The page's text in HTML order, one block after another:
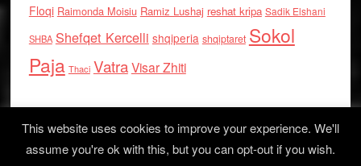
Floqi Raimonda Moisiu Ramiz Lushaj reshat kripa Sadik Elshani
SHBA Shefqet Kercelli shqiperia shqiptaret Sokol
Paja Thaci VatraVisar Zhiti
This website uses cookies to improve your experience. We'll
assume you're ok with this, but you can opt-out if you wish.